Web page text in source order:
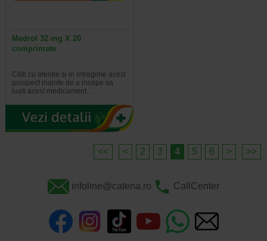
Medrol 32 mg X 20
comprimate
Cititi cu atentie si in intregime acest
prospect inainte de a incepe sa
luati acest medicament…
<< < 2 3 4 5 6 > >>
infoline@catena.ro CallCenter